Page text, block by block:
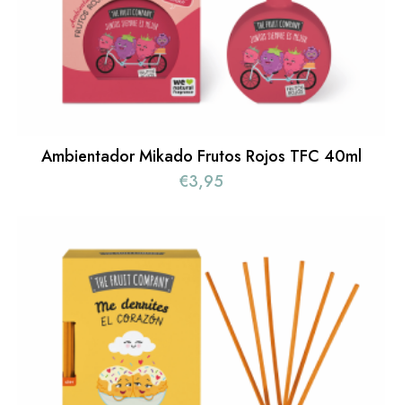
Ambientador Mikado Frutos Rojos TFC 40ml
€3,95